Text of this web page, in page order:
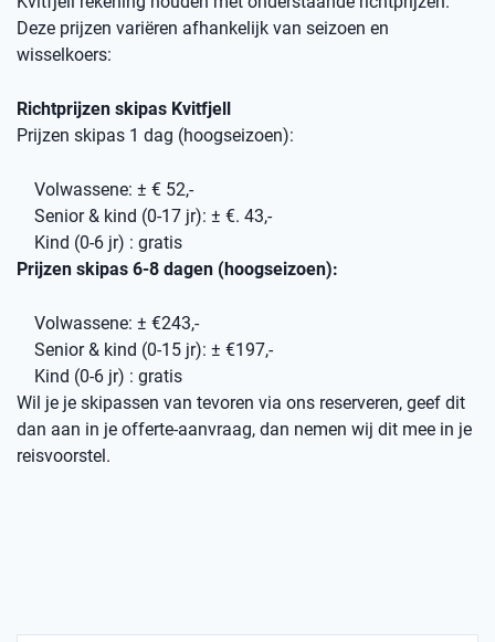
Deze prijzen variëren afhankelijk van seizoen en
wisselkoers:
Richtprijzen skipas Kvitfjell
Prijzen skipas 1 dag (hoogseizoen):
Volwassene: ± € 52,-
Senior & kind (0-17 jr): ± €. 43,-
Kind (0-6 jr) : gratis
Prijzen skipas 6-8 dagen (hoogseizoen):
Volwassene: ± €243,-
Senior & kind (0-15 jr): ± €197,-
Kind (0-6 jr) : gratis
Wil je je skipassen van tevoren via ons reserveren, geef dit
dan aan in je offerte-aanvraag, dan nemen wij dit mee in je
reisvoorstel.